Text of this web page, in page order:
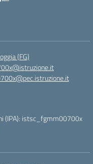
(FG)
(IPA): istsc_fgmm00700x